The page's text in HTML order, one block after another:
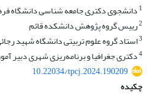
1 دانشجوی دکتری جامعه شناسی دانشگاه
2رییس گروه پژوهش دانشکده قائم
3استاد گروه علوم تربیتی دانشگاه شهید
4دکتری جغرافیا و برنامه‌ریزی شهری دبیر
10.22034/tpcj.2024.190209
چکیده